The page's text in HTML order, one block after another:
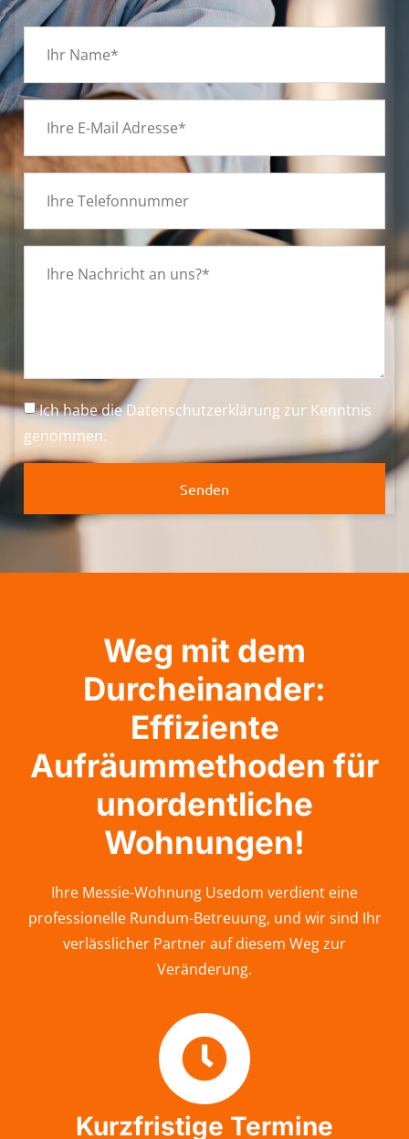
Ich habe dieDatenschutzerklärung zur Kenntnis
genommen.
Senden
Weg mit dem
Durcheinander:
Effiziente
Aufräummethoden für
unordentliche
Wohnungen!
Ihre Messie-Wohnung Usedom verdient eine
professionelle Rundum-Betreuung, und wir sind Ihr
verlässlicher Partner auf diesem Weg zur
Veränderung.
Kurzfristige Termine